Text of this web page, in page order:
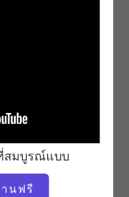
สมบูรณ์แบบ
นฟรี
บ